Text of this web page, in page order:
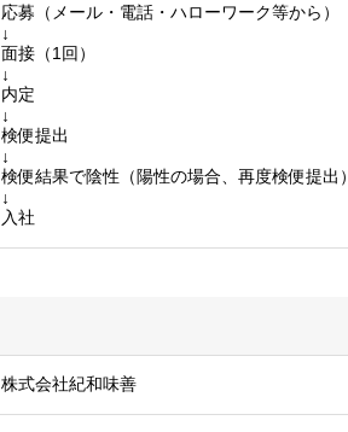
応募（メール・電話・ハローワーク等から）
↓
面接（1回）
↓
内定
↓
検便提出
↓
検便結果で陰性（陽性の場合、再度検便提出）
↓
入社
株式会社紀和味善